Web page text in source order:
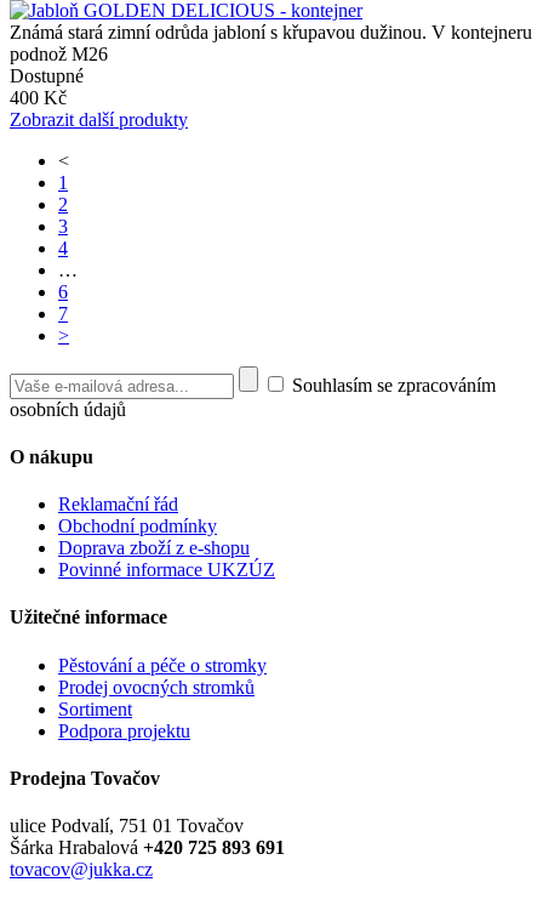
Známá stará zimní odrůda jabloní s křupavou dužinou. V kontejneru
podnož M26
Dostupné
400 Kč
Zobrazit další produkty
<
1
2
3
4
…
6
7
>
Souhlasím se zpracováním
osobních údajů
O nákupu
Reklamační řád
Obchodní podmínky
Doprava zboží z e-shopu
Povinné informace UKZÚZ
Užitečné informace
Pěstování a péče o stromky
Prodej ovocných stromků
Sortiment
Podpora projektu
Prodejna Tovačov
ulice Podvalí, 751 01 Tovačov
Šárka Hrabalová +420 725 893 691
tovacov@jukka.cz